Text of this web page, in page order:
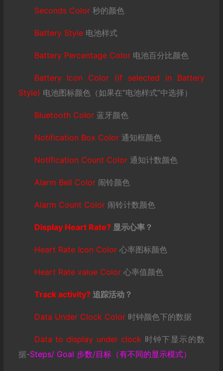
Seconds Color秒的颜色
Battery Style电池样式
Battery Percentage Color电池百分比颜色
Battery Icon Color (if selected in Battery
Style) 电池图标颜色（如果在“电池样式”中选择）
Bluetooth Color蓝牙颜色
Notification Box Color通知框颜色
Notification Count Color通知计数颜色
Alarm Bell Color闹铃颜色
Alarm Count Color闹铃计数颜色
Display Heart Rate? 显示心率？
Heart Rate Icon Color心率图标颜色
Heart Rate value Color心率值颜色
Track activity? 追踪活动？
Data Under Clock Color 时钟颜色下的数据
Data to display under clock 时钟下显示的数
据-Steps/ Goal 步数/目标（有不同的显示模式）